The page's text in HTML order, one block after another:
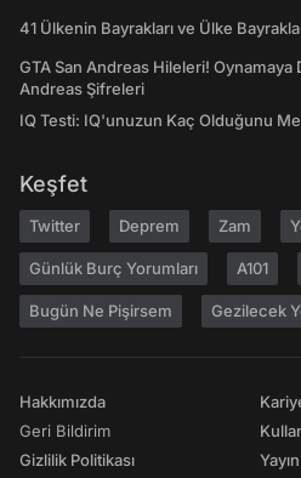
41 Ülkenin Bayrakları ve Ülke
GTA San Andreas Hileleri!
Andreas Şifreleri
IQ Testi: IQ'unuzun Kaç Olduğunu
Keşfet
Twitter Deprem Zam
Günlük Burç Yorumları A101
Bugün Ne Pişirsem Gezilecek
Hakkımızda
Geri Bildirim
Gizlilik Politikası